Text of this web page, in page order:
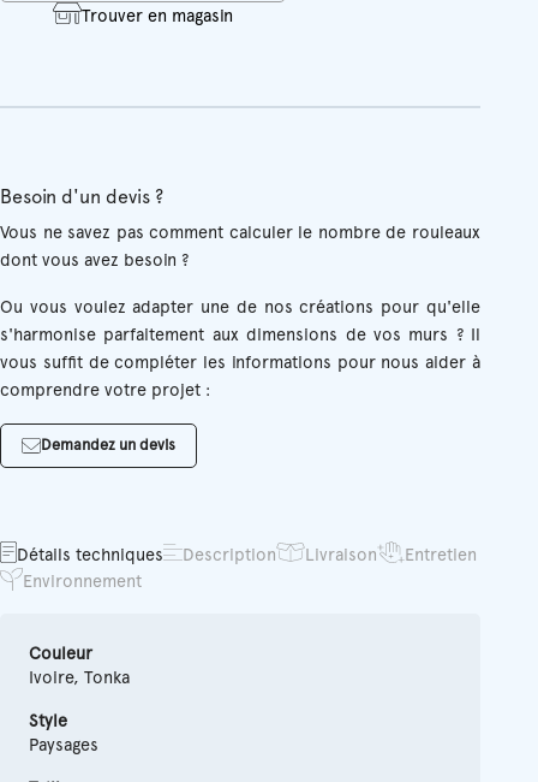
Trouver en magasin
Besoin d'un devis ?
Vous ne savez pas comment calculer le nombre de rouleaux
dont vous avez besoin ?
Ou vous voulez adapter une de nos créations pour qu'elle
s'harmonise parfaitement aux dimensions de vos murs ? Il
vous suffit de compléter les informations pour nous aider à
comprendre votre projet :
Demandez un devis
Détails techniques Description Livraison
Entretien
Environnement
Couleur
Ivoire, Tonka
Style
Paysages